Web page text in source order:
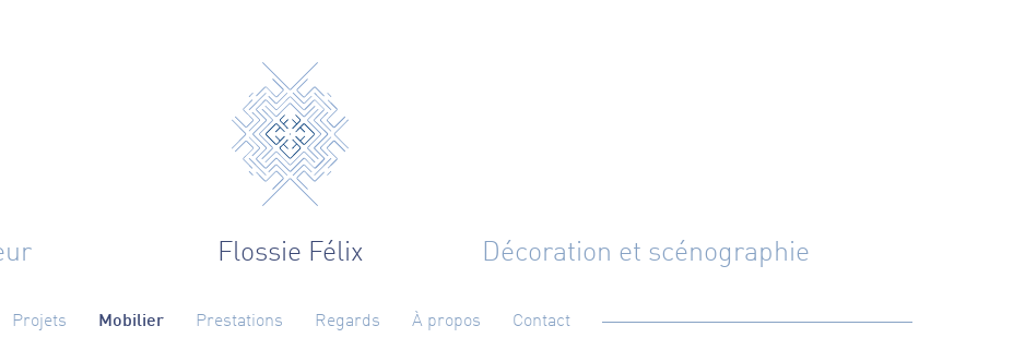
Flossie Félix Décoration et scénographie
Projets Mobilier Prestations Regards À propos Contact